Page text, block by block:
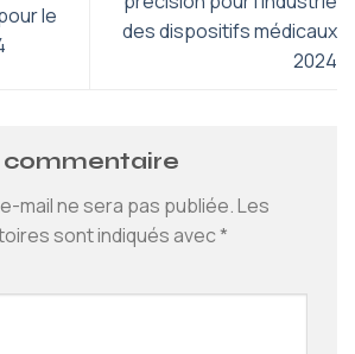
le
des dispositifs médicaux
2024
commentaire
mail ne sera pas publiée.Les
sont indiqués avec*